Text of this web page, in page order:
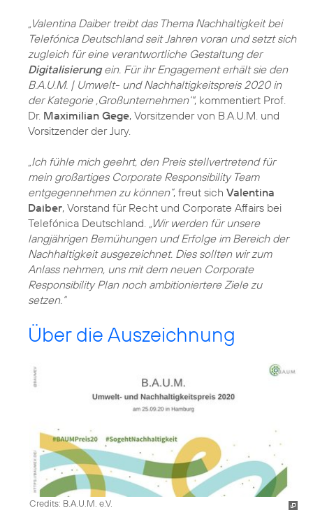
„Valentina Daiber treibt das Thema Nachhaltigkeit bei
Telefónica Deutschland seit Jahren voran und setzt sich
zugleich für eine verantwortliche Gestaltung der
Digitalisierungein. Für ihr Engagement erhält sie den
B.A.U.M. | Umwelt- und Nachhaltigkeitspreis 2020 in
der Kategorie ,Großunternehmen‘", kommentiert Prof.
Dr. Maximilian Gege, Vorsitzender von B.A.U.M. und
Vorsitzender der Jury.
„Ich fühle mich geehrt, den Preis stellvertretend für
mein großartiges Corporate Responsibility Team
entgegennehmen zu können“, freut sich Valentina
Daiber, Vorstand für Recht und Corporate Affairs bei
Telefónica Deutschland.
„Wir werden für unsere
langjährigen Bemühungen und Erfolge im Bereich der
Nachhaltigkeit ausgezeichnet. Dies sollten wir zum
Anlass nehmen, uns mit dem neuen Corporate
Responsibility Plan noch ambitioniertere Ziele zu
setzen.“
Über die Auszeichnung
Credits: B.A.U.M. e.V.